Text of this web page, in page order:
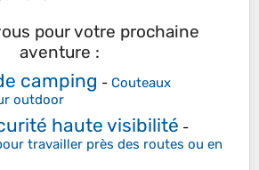
pour votre prochaine
aventure :
camping - Couteaux
outdoor
haute visibilité -
travailler près des routes ou en